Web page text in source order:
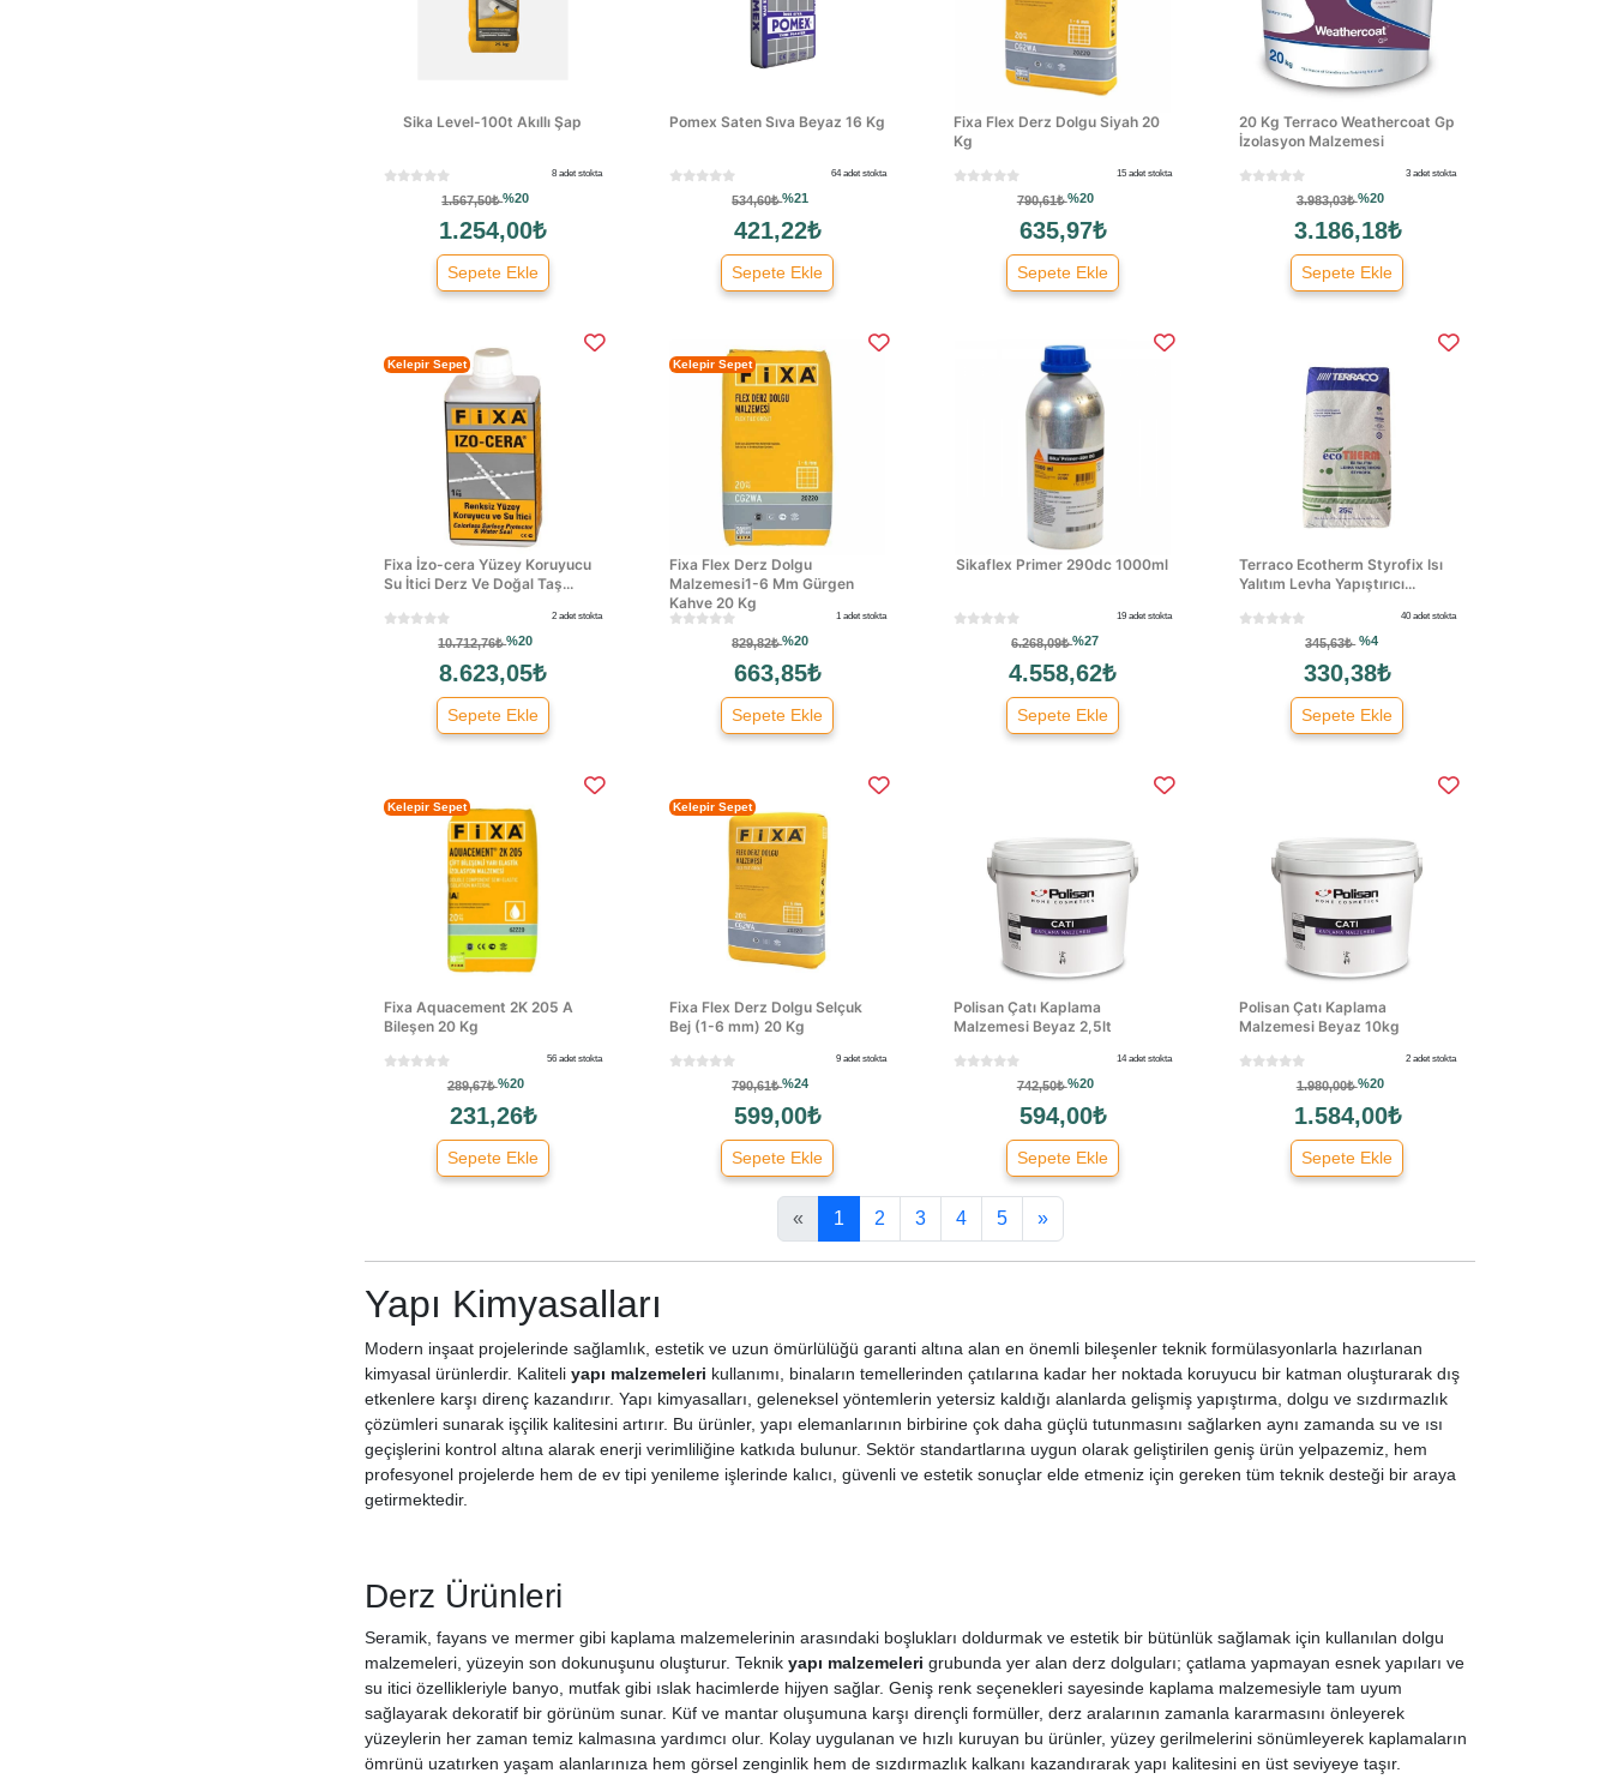
Sika Level-100t Akıllı Şap
8 adet stokta
1.567,50₺%20
1.254,00₺
Sepete Ekle
Pomex Saten Sıva Beyaz 16 Kg
64 adet stokta
534,60₺%21
421,22₺
Sepete Ekle
Fixa Flex Derz Dolgu Siyah 20
Kg
15 adet stokta
790,61₺%20
635,97₺
Sepete Ekle
20 Kg Terraco Weathercoat Gp
İzolasyon Malzemesi
3 adet stokta
3.983,03₺%20
3.186,18₺
Sepete Ekle
Fixa İzo-cera Yüzey Koruyucu
Su İtici Derz Ve Doğal Taş...
Kelepir Sepet
2 adet stokta
10.712,76₺%20
8.623,05₺
Sepete Ekle
Fixa Flex Derz Dolgu
Malzemesi1-6 Mm Gürgen
Kahve 20 Kg
Kelepir Sepet
1 adet stokta
829,82₺%20
663,85₺
Sepete Ekle
Sikaflex Primer 290dc 1000ml
19 adet stokta
6.268,09₺%27
4.558,62₺
Sepete Ekle
Terraco Ecotherm Styrofix Isı
Yalıtım Levha Yapıştırıcı...
40 adet stokta
345,63₺ %4
330,38₺
Sepete Ekle
Fixa Aquacement 2K 205 A
Bileşen 20 Kg
Kelepir Sepet
56 adet stokta
289,67₺%20
231,26₺
Sepete Ekle
Fixa Flex Derz Dolgu Selçuk
Bej (1-6 mm) 20 Kg
Kelepir Sepet
9 adet stokta
790,61₺%24
599,00₺
Sepete Ekle
Polisan Çatı Kaplama
Malzemesi Beyaz 2,5lt
14 adet stokta
742,50₺%20
594,00₺
Sepete Ekle
Polisan Çatı Kaplama
Malzemesi Beyaz 10kg
2 adet stokta
1.980,00₺%20
1.584,00₺
Sepete Ekle
« 1 2 3 4 5 »
Yapı Kimyasalları
Modern inşaat projelerinde sağlamlık, estetik ve uzun ömürlülüğü garanti altına alan en önemli bileşenler teknik formülasyonlarla hazırlanan
kimyasal ürünlerdir. Kaliteli yapı malzemeleri kullanımı, binaların temellerinden çatılarına kadar her noktada koruyucu bir katman oluşturarak dış
etkenlere karşı direnç kazandırır. Yapı kimyasalları, geleneksel yöntemlerin yetersiz kaldığı alanlarda gelişmiş yapıştırma, dolgu ve sızdırmazlık
çözümleri sunarak işçilik kalitesini artırır. Bu ürünler, yapı elemanlarının birbirine çok daha güçlü tutunmasını sağlarken aynı zamanda su ve ısı
geçişlerini kontrol altına alarak enerji verimliliğine katkıda bulunur. Sektör standartlarına uygun olarak geliştirilen geniş ürün yelpazemiz, hem
profesyonel projelerde hem de ev tipi yenileme işlerinde kalıcı, güvenli ve estetik sonuçlar elde etmeniz için gereken tüm teknik desteği bir araya
getirmektedir.
Derz Ürünleri
Seramik, fayans ve mermer gibi kaplama malzemelerinin arasındaki boşlukları doldurmak ve estetik bir bütünlük sağlamak için kullanılan dolgu
malzemeleri, yüzeyin son dokunuşunu oluşturur. Teknik yapı malzemeleri grubunda yer alan derz dolguları; çatlama yapmayan esnek yapıları ve
su itici özellikleriyle banyo, mutfak gibi ıslak hacimlerde hijyen sağlar. Geniş renk seçenekleri sayesinde kaplama malzemesiyle tam uyum
sağlayarak dekoratif bir görünüm sunar. Küf ve mantar oluşumuna karşı dirençli formüller, derz aralarının zamanla kararmasını önleyerek
yüzeylerin her zaman temiz kalmasına yardımcı olur. Kolay uygulanan ve hızlı kuruyan bu ürünler, yüzey gerilmelerini sönümleyerek kaplamaların
ömrünü uzatırken yaşam alanlarınıza hem görsel zenginlik hem de sızdırmazlık kalkanı kazandırarak yapı kalitesini en üst seviyeye taşır.